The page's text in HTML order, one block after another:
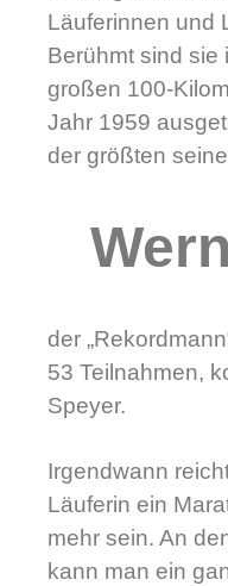
Läuferinnen und
Berühmt sind sie
großen 100-
Jahr 1959
der größten
der
53 Teilnahmen,
Speyer.
Irgendwann
Läuferin ein
mehr sein. An
kann man ein